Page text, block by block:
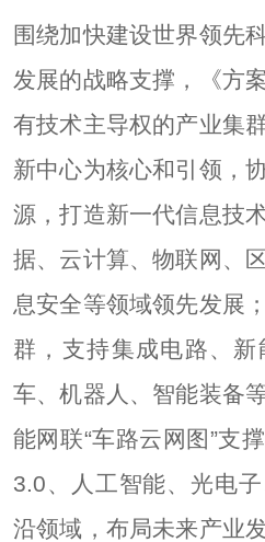
围绕加快建设世界领先
发展的战略支撑，《方
有技术主导权的产业集
新中心为核心和引领，
源，打造新一代信息技
据、云计算、物联网、
息安全等领域领先发展
群，支持集成电路、
车、机器人、智能装备
能网联“车路云网图”支
3.0、人工智能、光电
沿领域，布局未来产业